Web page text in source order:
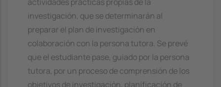
investigación, que se determinarán al
preparar el plan de investigación en
colaboración con la persona tutora. Se prevé
que el estudiante pase, guiado por la persona
tutora, por un proceso de comprensión de los
objetivos de investigación, planificación de